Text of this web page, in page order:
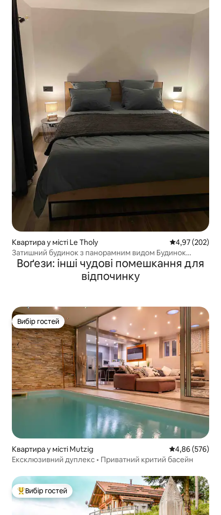
Квартира у місті Le Tholy Середня
4,97 (202)
Затишний будинок з панорамним видом Будинок
Бувакот
Воґези: інші чудові помешкання для
відпочинку
Вибір гостей
Вибір гостей
Квартира у місті Mutzig Середня
4,86 (576)
Ексклюзивний дуплекс • Приватний критий басейн
Топ вибір гостей
Вибір гостей